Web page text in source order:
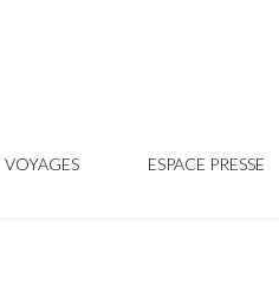
VOYAGES ESPACE PRESSE